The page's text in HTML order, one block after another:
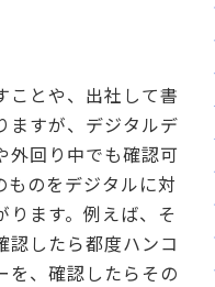
ことや、出社して書
ますが、デジタルデ
外回り中でも確認可
ものをデジタルに対
ります。例えば、そ
認したら都度ハンコ
を、確認したらその